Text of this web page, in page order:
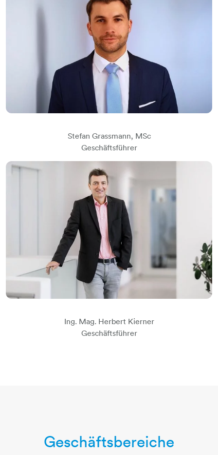
​​​​​​​Stefan Grassmann, MSc
​​​​​​​Geschäftsführer
Ing. Mag. Herbert Kierner
​​​​​​​​​​​​​​Geschäftsführer
Geschäftsbereiche